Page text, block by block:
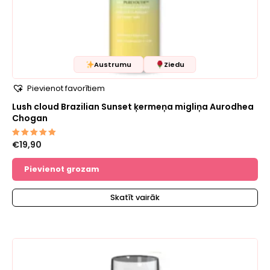
Austrumu Ziedu
Pievienot favorītiem
Lush cloud Brazilian Sunset ķermeņa migliņa Aurodhea
Chogan
Novērtēts
ar
5.00
€19,90
Pievienot grozam
Skatīt vairāk